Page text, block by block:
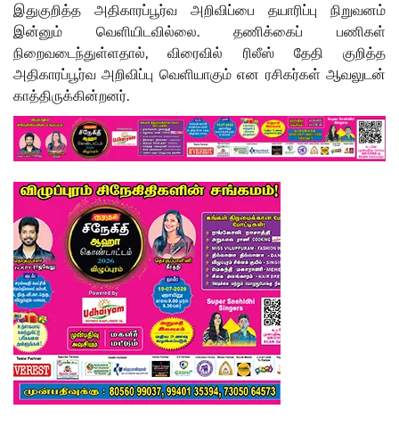
இதுகுறித்த அதிகாரப்பூர்வ அறிவிப்பை தயாரிப்பு நிறுவனம்
இன்னும் வெளியிடவில்லை. தணிக்கைப் பணிகள்
நிறைவடைந்துள்ளதால், விரைவில் ரிலீஸ் தேதி குறித்த
அதிகாரப்பூர்வ அறிவிப்பு வெளியாகும் என ரசிகர்கள் ஆவலுடன்
காத்திருக்கின்றனர்.